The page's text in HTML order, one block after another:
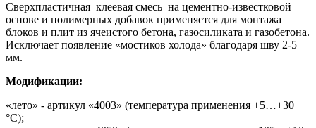
Сверхпластичная клеевая смесь на цементно-известковой
основе и полимерных добавок применяется для монтажа
блоков и плит из ячеистого бетона, газосиликата и газобетона.
Исключает появление «мостиков холода» благодаря шву 2-5
мм.
Модификации:
«лето» - артикул «4003» (температура применения +5…+30
°С);